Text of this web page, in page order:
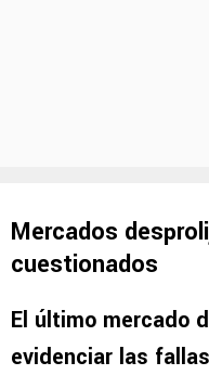
Mercados
cuestionados
El último mercado
evidenciar las